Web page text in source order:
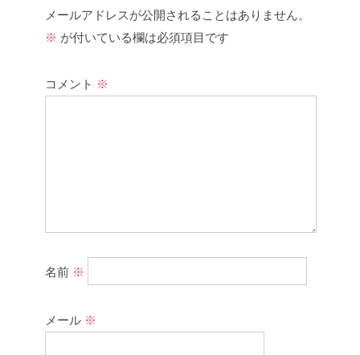
メールアドレスが公開されることはありません。
※ が付いている欄は必須項目です
コメント ※
名前 ※
メール ※